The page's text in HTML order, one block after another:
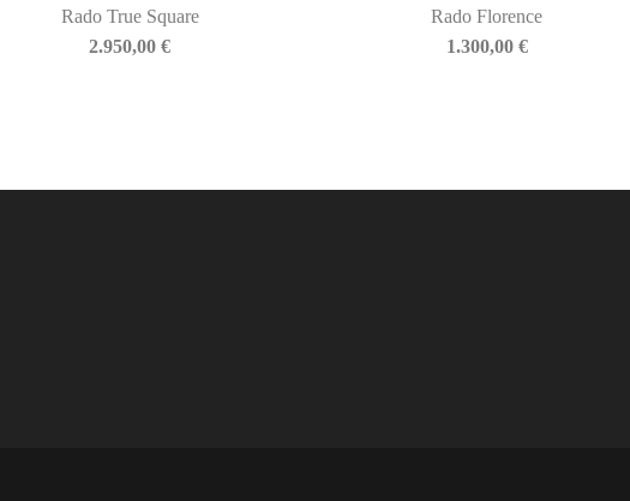
Rado True Square
2.950,00€
Rado Florence
1.300,00 €